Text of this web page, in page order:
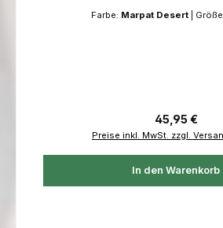
Farbe: Marpat Desert
Regulärer
45,95 €
Preise inkl. MwSt. zzgl.
In den Warenkorb